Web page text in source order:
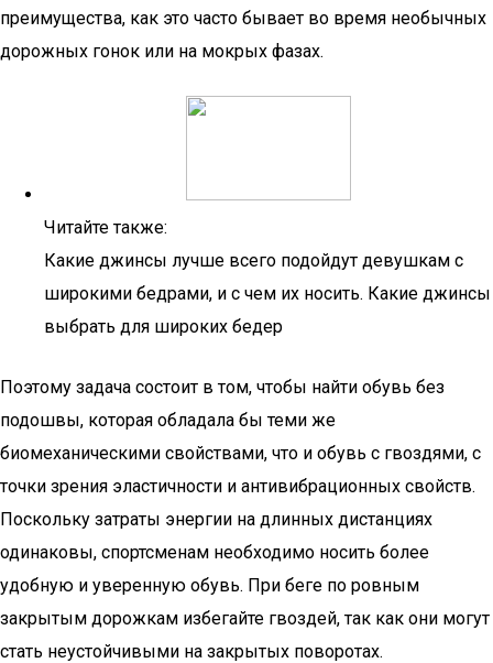
преимущества, как это часто бывает во время необычных
дорожных гонок или на мокрых фазах.
Читайте также:
Какие джинсы лучше всего подойдут девушкам с
широкими бедрами, и с чем их носить. Какие джинсы
выбрать для широких бедер
Поэтому задача состоит в том, чтобы найти обувь без
подошвы, которая обладала бы теми же
биомеханическими свойствами, что и обувь с гвоздями, с
точки зрения эластичности и антивибрационных свойств.
Поскольку затраты энергии на длинных дистанциях
одинаковы, спортсменам необходимо носить более
удобную и уверенную обувь. При беге по ровным
закрытым дорожкам избегайте гвоздей, так как они могут
стать неустойчивыми на закрытых поворотах.